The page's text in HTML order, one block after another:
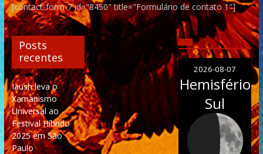
[contact-form-7 id="8450" title="Formulário de contato 1"]
Posts
recentes
Iaush leva o
Xamanismo
Universal ao
Festival Híbrido
2025 em São
Paulo
2026-08-07
Hemisfério
Sul